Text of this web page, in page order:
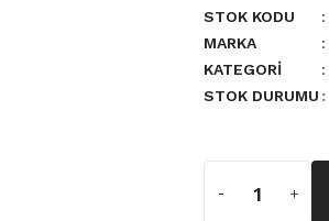
STOK KODU
MARKA
KATEGORI
STOK DURUMU